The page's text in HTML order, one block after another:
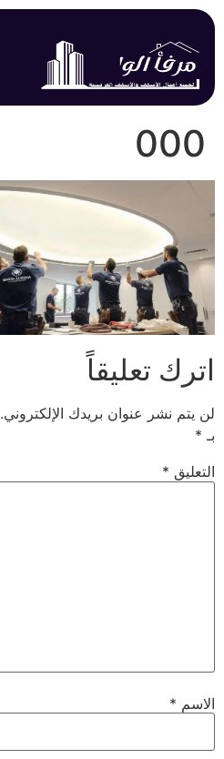
000
اترك تعليقاً
لن يتم نشر عنوان بريدك الإلكتروني.
بـ *
التعليق *
الاسم *